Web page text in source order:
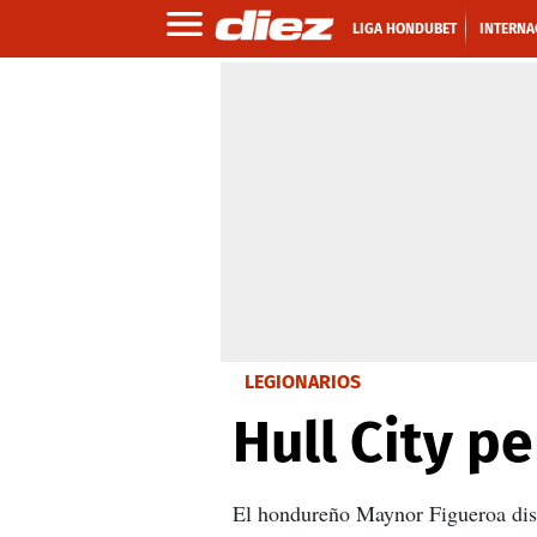
LIGA HONDUBET
LEGIONARIOS
Hull City
El hondureño Maynor Figueroa